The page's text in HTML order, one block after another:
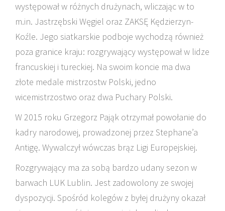
występował w różnych drużynach, wliczając w to
m.in. Jastrzębski Węgiel oraz ZAKSĘ Kędzierzyn-
Koźle. Jego siatkarskie podboje wychodzą również
poza granice kraju: rozgrywający występował w lidze
francuskiej i tureckiej. Na swoim koncie ma dwa
złote medale mistrzostw Polski, jedno
wicemistrzostwo oraz dwa Puchary Polski.
W 2015 roku Grzegorz Pająk otrzymał powołanie do
kadry narodowej, prowadzonej przez Stephane’a
Antigę. Wywalczył wówczas brąz Ligi Europejskiej.
Rozgrywający ma za sobą bardzo udany sezon w
barwach LUK Lublin. Jest zadowolony ze swojej
dyspozycji. Spośród kolegów z byłej drużyny okazał